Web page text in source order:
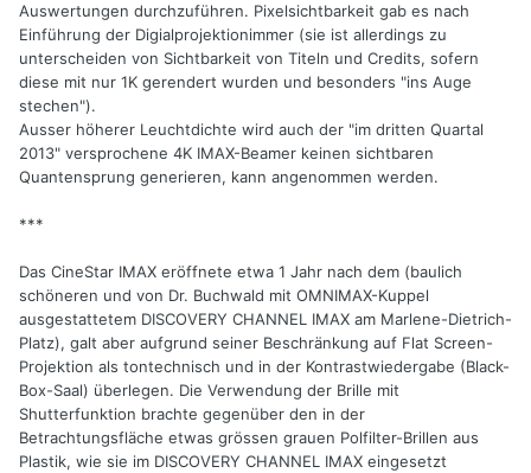
Auswertungen durchzuführen. Pixelsichtbarkeit gab es nach
Einführung der Digialprojektionimmer (sie ist allerdings zu
unterscheiden von Sichtbarkeit von Titeln und Credits, sofern
diese mit nur 1K gerendert wurden und besonders "ins Auge
stechen").
Ausser höherer Leuchtdichte wird auch der "im dritten Quartal
2013" versprochene 4K IMAX-Beamer keinen sichtbaren
Quantensprung generieren, kann angenommen werden.
***
Das CineStar IMAX eröffnete etwa 1 Jahr nach dem (baulich
schöneren und von Dr. Buchwald mit OMNIMAX-Kuppel
ausgestattetem DISCOVERY CHANNEL IMAX am Marlene-Dietrich-
Platz), galt aber aufgrund seiner Beschränkung auf Flat Screen-
Projektion als tontechnisch und in der Kontrastwiedergabe (Black-
Box-Saal) überlegen. Die Verwendung der Brille mit
Shutterfunktion brachte gegenüber den in der
Betrachtungsfläche etwas grössen grauen Polfilter-Brillen aus
Plastik, wie sie im DISCOVERY CHANNEL IMAX eingesetzt